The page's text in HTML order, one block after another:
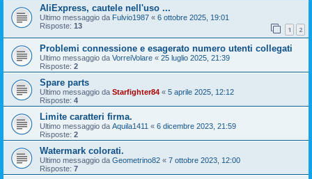
AliExpress, cautele nell'uso ...
Ultimo messaggio da Fulvio1987 « 6 ottobre 2025, 19:01
Risposte: 13 1 2
Problemi connessione e esagerato numero utenti collegati
Ultimo messaggio da VorreiVolare « 25 luglio 2025, 21:39
Risposte: 2
Spare parts
Ultimo messaggio da Starfighter84 « 5 aprile 2025, 12:12
Risposte: 4
Limite caratteri firma.
Ultimo messaggio da Aquila1411 « 6 dicembre 2023, 21:59
Risposte: 2
Watermark colorati.
Ultimo messaggio da Geometrino82 « 7 ottobre 2023, 12:00
Risposte: 7